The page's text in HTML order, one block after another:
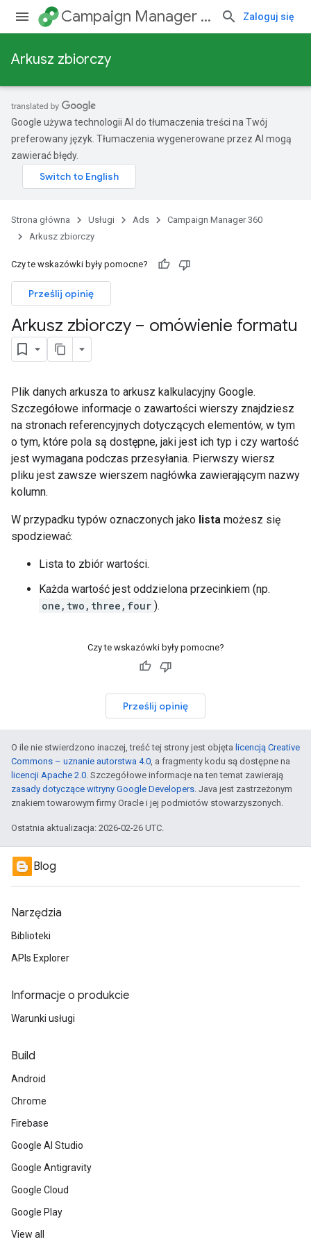
Campaign Manager 360 Zaloguj się
Arkusz zbiorczy
Google używa technologii AI do tłumaczenia treści na Twój
preferowany język. Tłumaczenia wygenerowane przez AI mogą
zawierać błędy.
Strona główna Usługi Ads
Campaign Manager 360
Arkusz zbiorczy
Czy te wskazówki były pomocne?
Prześlij opinię
Arkusz zbiorczy – omówienie formatu
Plik danych arkusza to arkusz kalkulacyjny Google.
Szczegółowe informacje o zawartości wierszy znajdziesz
na stronach referencyjnych dotyczących elementów, w tym
o tym, które pola są dostępne, jaki jest ich typ i czy wartość
jest wymagana podczas przesyłania. Pierwszy wiersz
pliku jest zawsze wierszem nagłówka zawierającym nazwy
kolumn.
W przypadku typów oznaczonych jako lista możesz się
spodziewać:
Lista to zbiór wartości.
Każda wartość jest oddzielona przecinkiem (np.
one,two,three,four ).
Czy te wskazówki były pomocne?
Prześlij opinię
O ile nie stwierdzono inaczej, treść tej strony jest objęta licencją Creative
Commons – uznanie autorstwa 4.0, a fragmenty kodu są dostępne na
licencji Apache 2.0. Szczegółowe informacje na ten temat zawierają
zasady dotyczące witryny Google Developers. Java jest zastrzeżonym
znakiem towarowym firmy Oracle i jej podmiotów stowarzyszonych.
Ostatnia aktualizacja: 2026-02-26 UTC.
Blog
Narzędzia
Biblioteki
APIs Explorer
Informacje o produkcie
Warunki usługi
Build
Android
Chrome
Firebase
Google AI Studio
Google Antigravity
Google Cloud
Google Play
View all